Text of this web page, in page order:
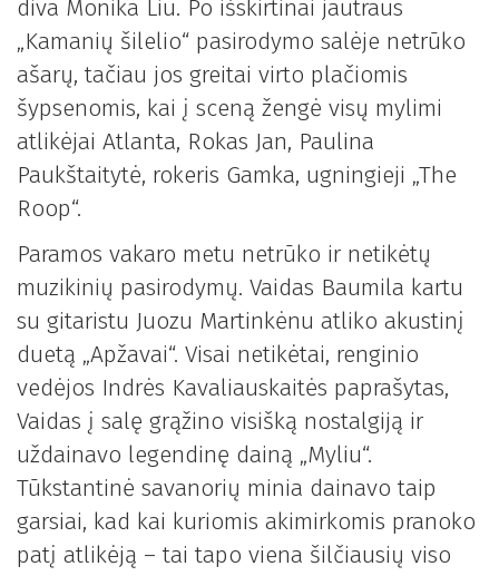
diva Monika Liu. Po išskirtinai jautraus
„Kamanių šilelio“ pasirodymo salėje netrūko
ašarų, tačiau jos greitai virto plačiomis
šypsenomis, kai į sceną žengė visų mylimi
atlikėjai Atlanta, Rokas Jan, Paulina
Paukštaitytė, rokeris Gamka, ugningieji „The
Roop“.
Paramos vakaro metu netrūko ir netikėtų
muzikinių pasirodymų. Vaidas Baumila kartu
su gitaristu Juozu Martinkėnu atliko akustinį
duetą „Apžavai“. Visai netikėtai, renginio
vedėjos Indrės Kavaliauskaitės paprašytas,
Vaidas į salę grąžino visišką nostalgiją ir
uždainavo legendinę dainą „Myliu“.
Tūkstantinė savanorių minia dainavo taip
garsiai, kad kai kuriomis akimirkomis pranoko
patį atlikėją – tai tapo viena šilčiausių viso